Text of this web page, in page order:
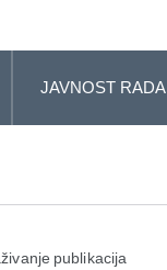
JAVNOST RADA
publikacija